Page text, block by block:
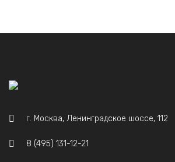
г. Москва, Ленинградское шоссе, 112
8 (495) 131-12-21